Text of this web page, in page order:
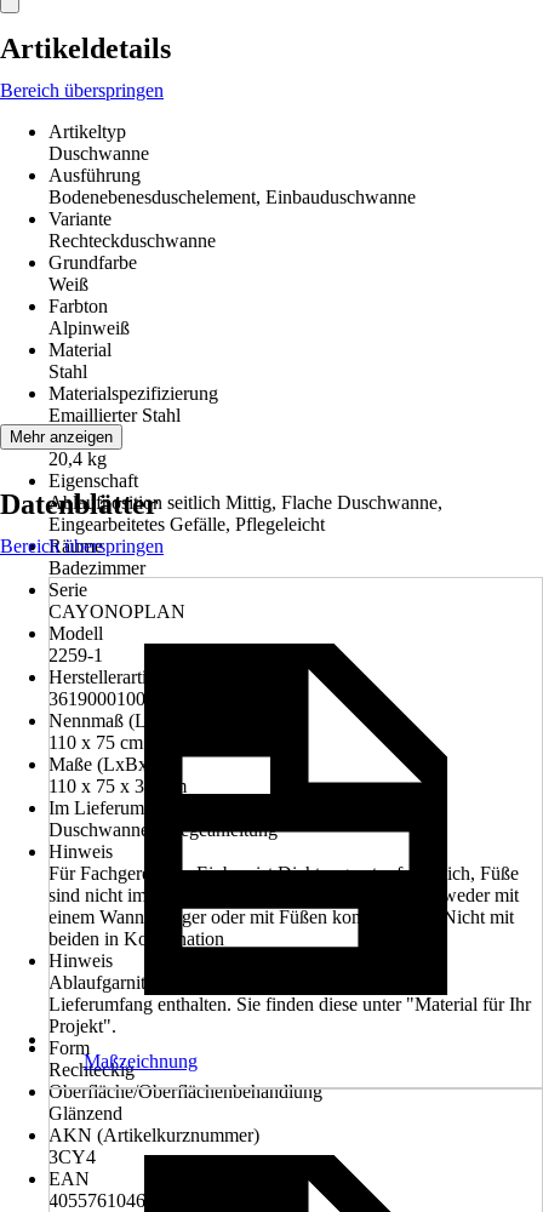
Artikeldetails
Bereich überspringen
Artikeltyp
Duschwanne
Ausführung
Bodenebenesduschelement, Einbauduschwanne
Variante
Rechteckduschwanne
Grundfarbe
Weiß
Farbton
Alpinweiß
Material
Stahl
Materialspezifizierung
Emaillierter Stahl
Gewicht
20,4 kg
Eigenschaft
Ablaufposition seitlich Mittig, Flache Duschwanne,
Eingearbeitetes Gefälle, Pflegeleicht
Räume
Badezimmer
Serie
CAYONOPLAN
Modell
2259-1
Herstellerartikelnummer
361900010001
Nennmaß (LxB)
110 x 75 cm
Maße (LxBxH)
110 x 75 x 3.2 cm
Im Lieferumfang enthalten
Duschwanne, Pflegeanleitung
Hinweis
Für Fachgerechten Einbau ist Dichtungsset erforderlich, Füße
sind nicht im Lieferumfang enthalten, Wanne ist entweder mit
einem Wannenträger oder mit Füßen kombinierbar. Nicht mit
beiden in Kombination
Hinweis
Ablaufgarnitur und Ablaufabdeckung sind nicht im
Lieferumfang enthalten. Sie finden diese unter "Material für Ihr
Projekt".
Form
Rechteckig
Oberfläche/Oberflächenbehandlung
Glänzend
AKN (Artikelkurznummer)
3CY4
EAN
4055761046985
Mehr anzeigen
Datenblätter
Bereich überspringen
Maßzeichnung